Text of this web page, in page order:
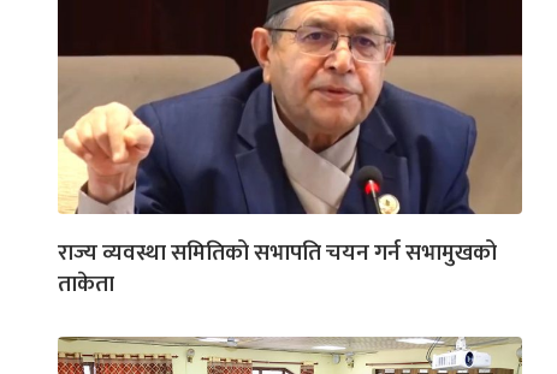
राज्य व्यवस्था समितिको सभापति चयन गर्न सभामुखको
ताकेता